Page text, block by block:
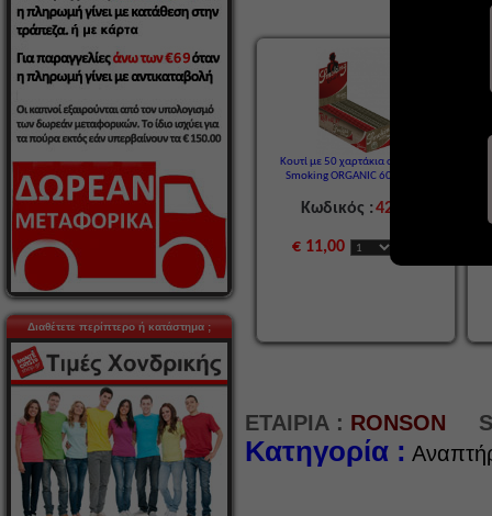
Διαθέτετε περίπτερο ή κατάστημα ;
Κουτί με 50 χαρτάκια στριφτού
Smoking ORGANIC 60 φύλλα
Κωδικός :4201
€ 11,00
ΕΤΑΙΡΙΑ : RONSON
Κατηγορία :